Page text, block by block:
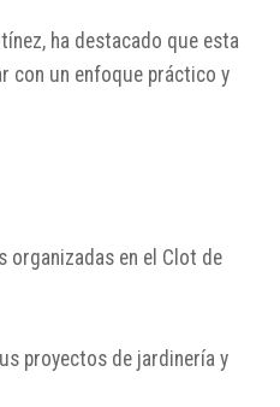
, ha destacado que esta
con un enfoque práctico y
organizadas en el Clot de
proyectos de jardinería y